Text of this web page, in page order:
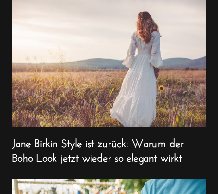
Jane Birkin Style ist zurück: Warum der
Boho Look jetzt wieder so elegant wirkt